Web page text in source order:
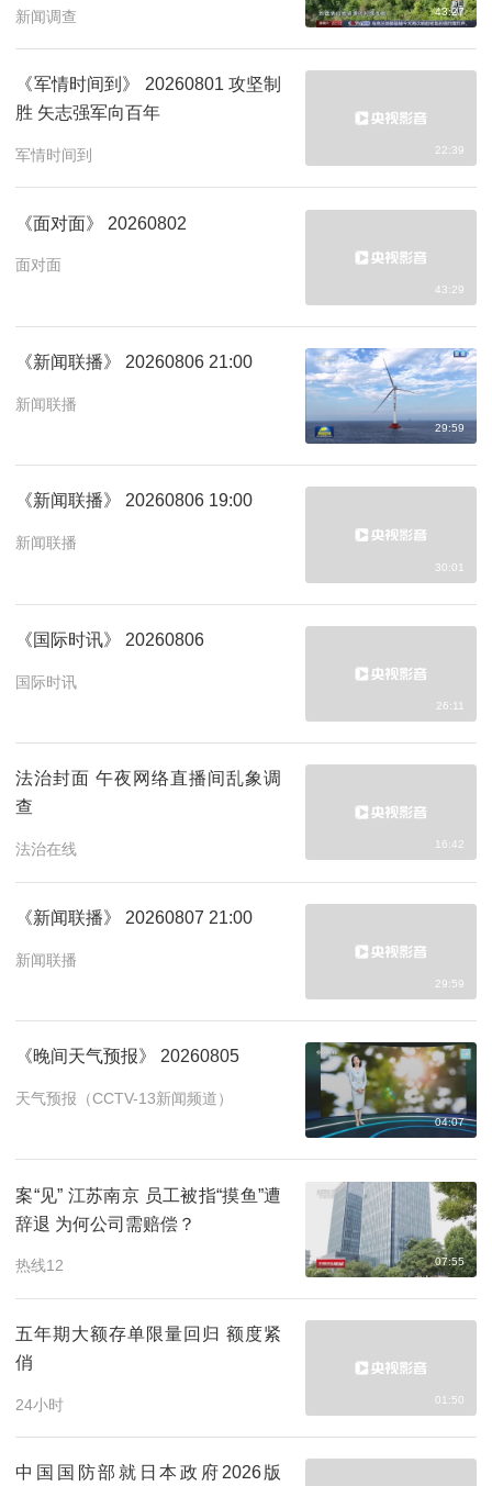
新闻调查 43:27
《军情时间到》 20260801 攻坚制
胜 矢志强军向百年
军情时间到 22:39
《面对面》 20260802
面对面
43:29
《新闻联播》 20260806 21:00
新闻联播
29:59
《新闻联播》 20260806 19:00
新闻联播
30:01
《国际时讯》 20260806
国际时讯
26:11
法治封面 午夜网络直播间乱象调
查
法治在线 16:42
《新闻联播》 20260807 21:00
新闻联播
29:59
《晚间天气预报》 20260805
天气预报（CCTV-13新闻频道）
04:07
案“见” 江苏南京 员工被指“摸鱼”遭
辞退 为何公司需赔偿？
热线12 07:55
五年期大额存单限量回归 额度紧
俏
24小时 01:50
中国国防部就日本政府2026版